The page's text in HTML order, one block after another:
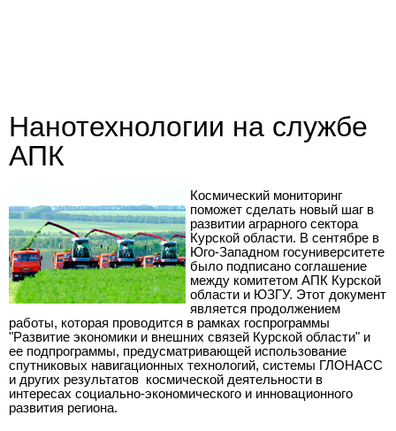
Нанотехнологии на службе
АПК
Космический мониторинг
поможет сделать новый шаг в
развитии аграрного сектора
Курской области. В сентябре в
Юго-Западном госуниверситете
было подписано соглашение
между комитетом АПК Курской
области и ЮЗГУ. Этот документ
является продолжением
работы, которая проводится в рамках госпрограммы
"Развитие экономики и внешних связей Курской области" и
ее подпрограммы, предусматривающей использование
спутниковых навигационных технологий, системы ГЛОНАСС
и других результатов космической деятельности в
интересах социально-экономического и инновационного
развития региона.